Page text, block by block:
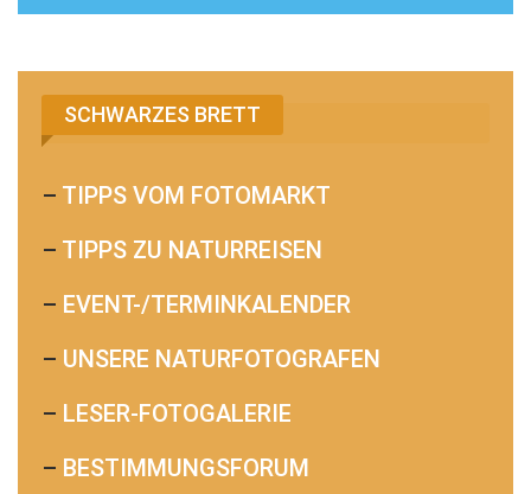
SCHWARZES BRETT
– TIPPS VOM FOTOMARKT
– TIPPS ZU NATURREISEN
– EVENT-/TERMINKALENDER
– UNSERE NATURFOTOGRAFEN
– LESER-FOTOGALERIE
– BESTIMMUNGSFORUM